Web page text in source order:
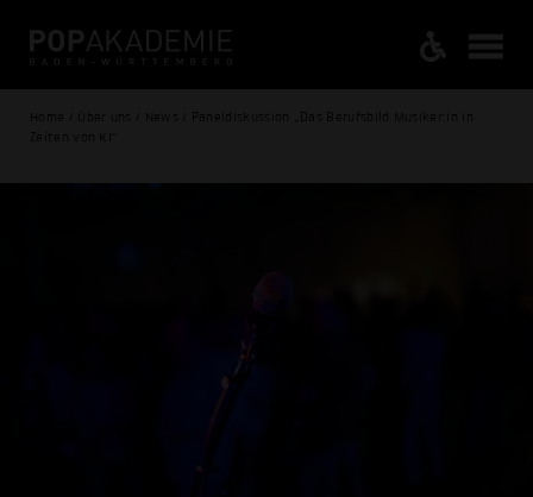
Home / Über uns / News / Paneldiskussion „Das Berufsbild Musiker:in in
Zeiten von KI“